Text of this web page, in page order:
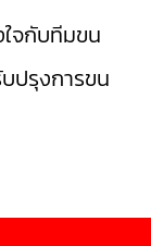
ใจกับทีมขน
บปรุงการขน